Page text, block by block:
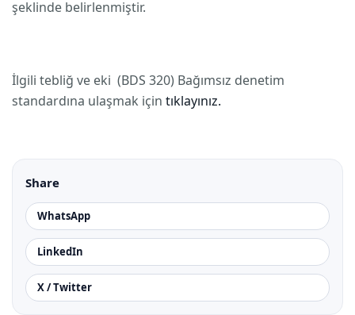
şeklinde belirlenmiştir.
İlgili tebliğ ve eki (BDS 320) Bağımsız denetim
standardına ulaşmak için tıklayınız.
Share
WhatsApp
LinkedIn
X / Twitter